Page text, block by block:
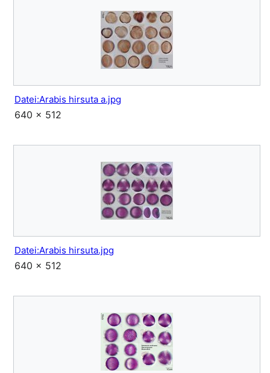
Datei:Arabis hirsuta a.jpg
640 × 512
Datei:Arabis hirsuta.jpg
640 × 512